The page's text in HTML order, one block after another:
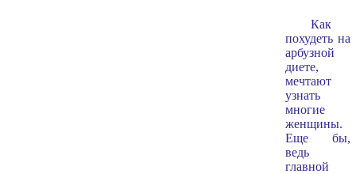
Как
похудеть на
арбузной
диете,
мечтают
узнать
многие
женщины.
Еще бы,
ведь
главной